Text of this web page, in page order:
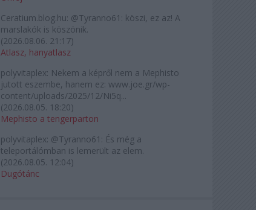
Ceratium.blog.hu: @Tyranno61: köszi, ez az! A
marslakók is köszönik.
(2026.08.06. 21:17)
Atlasz, hanyatlasz
polyvitaplex: Nekem a képről nem a Mephisto
jutott eszembe, hanem ez: www.joe.gr/wp-
content/uploads/2025/12/Ni5q...
(2026.08.05. 18:20)
Mephisto a tengerparton
polyvitaplex: @Tyranno61: És még a
teleportálómban is lemerült az elem.
(2026.08.05. 12:04)
Dugótánc